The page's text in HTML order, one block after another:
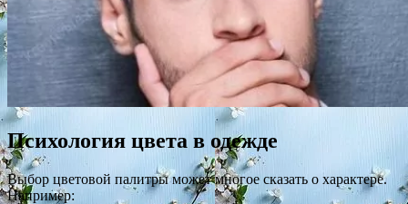
Психология цвета в одежде
Выбор цветовой палитры может многое сказать о характере.
Например: